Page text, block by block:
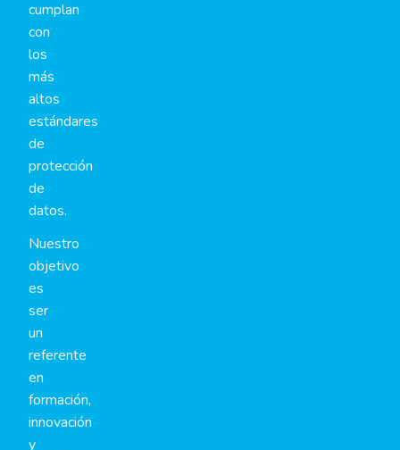
cumplan
con
los
más
altos
estándares
de
protección
de
datos.
Nuestro
objetivo
es
ser
un
referente
en
formación,
innovación
y